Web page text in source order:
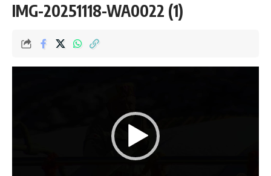
IMG-20251118-WA0022 (1)